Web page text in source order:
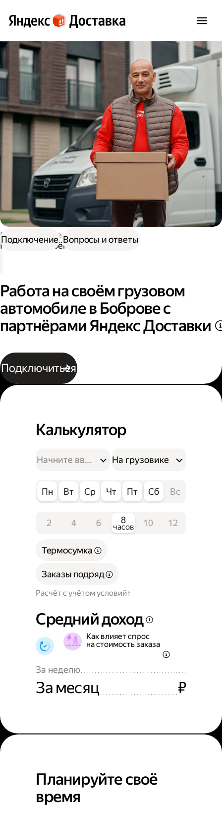
Работа водителем
Работа на своём грузовом авто
Работа на своём грузовом
автомобиле в Боброве с
партнёрами Яндекс Доставки
Подключиться
Подключение Вопросы и ответы
Калькулятор
На грузовике
Пн Вт Ср Чт Пт Сб Вс
2 4 6 8
часов 10 12
Расчёт с учётом условий
Термосумка
Заказы подряд
Средний доход
Как влияет спрос
на стоимость заказа
За неделю
За месяц ₽
Планируйте своё
время